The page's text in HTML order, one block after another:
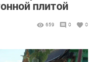
плитой
659 0 0